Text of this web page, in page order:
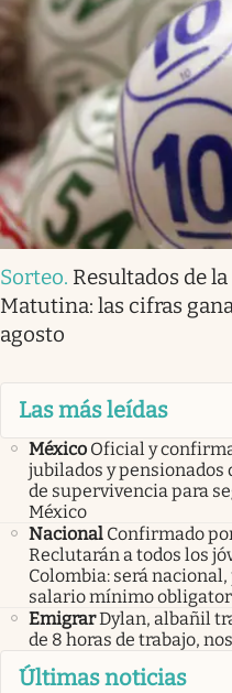
Sorteo. Resultados de
Matutina: las cifras
agosto
Las más leídas
México Oficial y
jubilados y
de supervivencia para
México
Nacional Confirmado
Reclutarán a todos los
Colombia: será
salario mínimo
EmigrarDylan, albañil
de 8 horas de trabajo,
Últimas noticias